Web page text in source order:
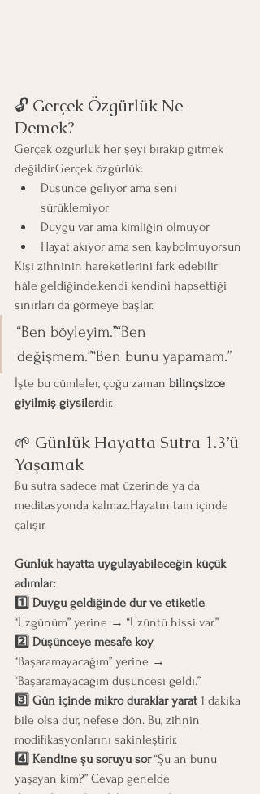
🔓 Gerçek Özgürlük Ne
Demek?
Gerçek özgürlük her şeyi bırakıp gitmek
değildir.Gerçek özgürlük:
Düşünce geliyor ama seni
sürüklemiyor
Duygu var ama kimliğin olmuyor
Hayat akıyor ama sen kaybolmuyorsun
Kişi zihninin hareketlerini fark edebilir
hâle geldiğinde,kendi kendini hapsettiği
sınırları da görmeye başlar.
“Ben böyleyim.”“Ben
değişmem.”“Ben bunu yapamam.”
İşte bu cümleler, çoğu zaman bilinçsizce
giyilmiş giysilerdir.
🌱 Günlük Hayatta Sutra 1.3’ü
Yaşamak
Bu sutra sadece mat üzerinde ya da
meditasyonda kalmaz.Hayatın tam içinde
çalışır.
Günlük hayatta uygulayabileceğin küçük
adımlar:
1️⃣ Duygu geldiğinde dur ve etiketle
“Üzgünüm” yerine → “Üzüntü hissi var.”
2️⃣ Düşünceye mesafe koy
“Başaramayacağım” yerine →
“Başaramayacağım düşüncesi geldi.”
3️⃣ Gün içinde mikro duraklar yarat 1 dakika
bile olsa dur, nefese dön. Bu, zihnin
modifikasyonlarını sakinleştirir.
4️⃣ Kendine şu soruyu sor “Şu an bunu
yaşayan kim?” Cevap genelde